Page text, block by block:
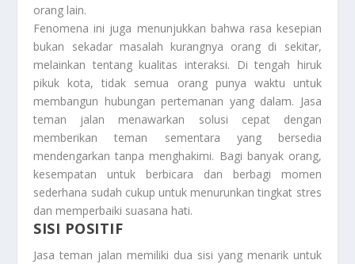
orang lain.
Fenomena ini juga menunjukkan bahwa rasa kesepian
bukan sekadar masalah kurangnya orang di sekitar,
melainkan tentang kualitas interaksi. Di tengah hiruk
pikuk kota, tidak semua orang punya waktu untuk
membangun hubungan pertemanan yang dalam. Jasa
teman jalan menawarkan solusi cepat dengan
memberikan teman sementara yang bersedia
mendengarkan tanpa menghakimi. Bagi banyak orang,
kesempatan untuk berbicara dan berbagi momen
sederhana sudah cukup untuk menurunkan tingkat stres
dan memperbaiki suasana hati.
SISI POSITIF
Jasa teman jalan memiliki dua sisi yang menarik untuk